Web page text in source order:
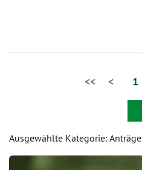
<< < 1
Ausgewählte Kategorie: Anträge